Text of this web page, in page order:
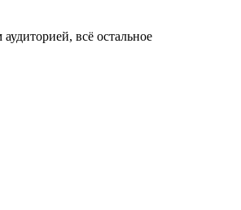
всё остальное